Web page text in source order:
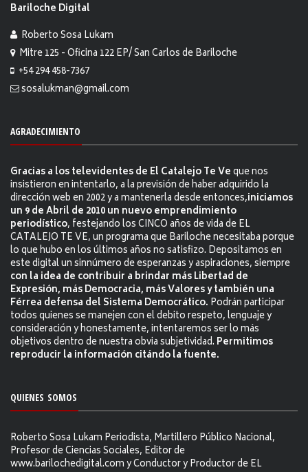
Bariloche Digital
Roberto Sosa Lukam
Mitre 125 - Oficina 122 EP/ San Carlos de Bariloche
+54 294 458-7367
sosalukman@gmail.com
AGRADECIMIENTO
Gracias a los televidentes de El Catalejo Te Veque nos
insistieron en intentarlo, a la previsión de haber adquirido la
dirección web en 2002 y a mantenerla desde entonces,iniciamos
un 9 de Abril de 2010 un nuevo emprendimiento
periodístico, festejando los CINCO años de vida de EL
CATALEJO TE VE, un programa que Bariloche necesitaba porque
lo que hubo en los últimos años no satisfizo. Depositamos en
este digital un sinnúmero de esperanzas y aspiraciones, siempre
con la idea de contribuir a brindar más Libertad de
Expresión, más Democracia, más Valores y también una
Férrea defensa del Sistema Democrático. Podrán participar
todos quienes se manejen con el debito respeto, lenguaje y
consideración y honestamente, intentaremos ser lo más
objetivos dentro de nuestra obvia subjetividad. Permitimos
reproducir la información citándo la fuente.
QUIENES SOMOS
Roberto Sosa Lukam Periodista, Martillero Público Nacional,
Profesor de Ciencias Sociales, Editor de
www.barilochedigital.com y Conductor y Productor de EL